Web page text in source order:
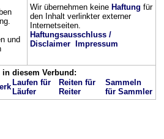
und
Wir übernehmen keine Haftung für
den Inhalt verlinkter externer
Internetseiten.
Haftungsausschluss /
Disclaimer
Impressum
diesem Verbund:
Laufen für
Läufer
Reiten für
Reiter
Sammeln
für Sammler